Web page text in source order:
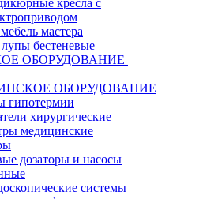
мастера
бестеневые
ОБОРУДОВАНИЕ
ОБОРУДОВАНИЕ
гипотермии
хирургические
медицинские
дозаторы и насосы
системы